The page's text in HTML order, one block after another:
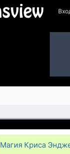
Магия Криса